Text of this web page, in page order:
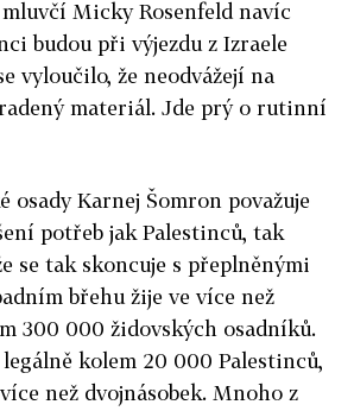
Micky Rosenfeld navíc
budou při výjezdu z Izraele
vyloučilo, že neodvážejí na
materiál. Jde prý o rutinní
osady Karnej Šomron považuje
potřeb jak Palestinců, tak
se tak skoncuje s přeplněnými
břehu žije ve více než
300 000 židovských osadníků.
kolem 20 000 Palestinců,
než dvojnásobek. Mnoho z